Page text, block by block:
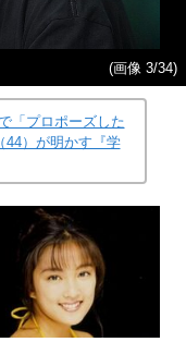
(画像 3/34)
「プロポーズした
）が明かす『学